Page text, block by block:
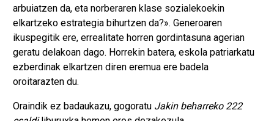
arbuiatzen da, eta norberaren klase sozialekoekin
elkartzeko estrategia bihurtzen da?». Generoaren
ikuspegitik ere, errealitate horren gordintasuna agerian
geratu delakoan dago. Horrekin batera, eskola patriarkatu
ezberdinak elkartzen diren eremua ere badela
oroitarazten du.
Oraindik ez badaukazu, gogoratu Jakin beharreko 222